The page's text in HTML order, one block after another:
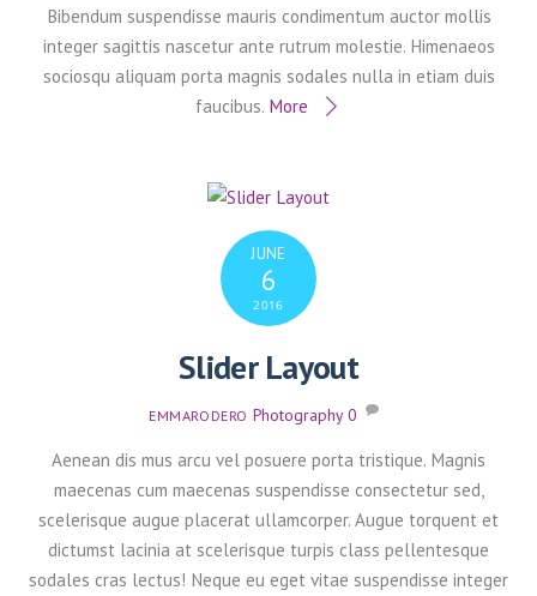
Bibendum suspendisse mauris condimentum auctor mollis
integer sagittis nascetur ante rutrum molestie. Himenaeos
sociosqu aliquam porta magnis sodales nulla in etiam duis
faucibus. More
JUNE
6
2016
Slider Layout
EMMARODERO Photography 0
Aenean dis mus arcu vel posuere porta tristique. Magnis
maecenas cum maecenas suspendisse consectetur sed,
scelerisque augue placerat ullamcorper. Augue torquent et
dictumst lacinia at scelerisque turpis class pellentesque
sodales cras lectus! Neque eu eget vitae suspendisse integer